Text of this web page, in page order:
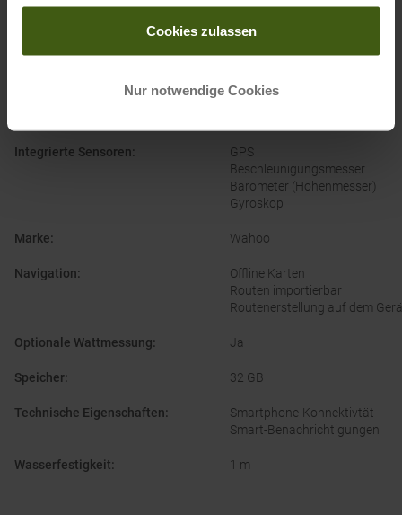
gesammelt haben.
Cookies zulassen
Nur notwendige Cookies
Damen
84 Gramm/Stk.
Integrierte Sensoren:
GPS
Beschleunigungsmesser
Barometer (Höhenmesser)
Gyroskop
Marke: Wahoo
Navigation:
Offline Karten
Routen importierbar
Routenerstellung auf dem
Optionale Wattmessung: Ja
Speicher: 32 GB
Technische Eigenschaften:
Smartphone-Konnektivtät
Smart-Benachrichtigungen
Wasserfestigkeit: 1 m